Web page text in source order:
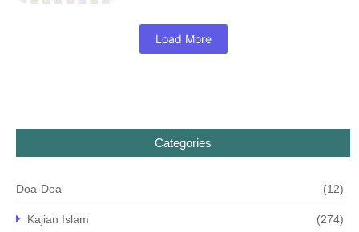
Load More
Categories
Doa-Doa (12)
Kajian Islam (274)